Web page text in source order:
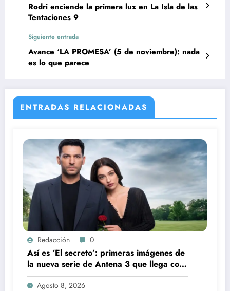
Rodri enciende la primera luz en La Isla de las
Tentaciones 9
Siguiente entrada
Avance ‘LA PROMESA’ (5 de noviembre): nada
es lo que parece
ENTRADAS RELACIONADAS
Redacción 0
Así es ‘El secreto’: primeras imágenes de
la nueva serie de Antena 3 que llega con
una verdad brutal
Agosto 8, 2026